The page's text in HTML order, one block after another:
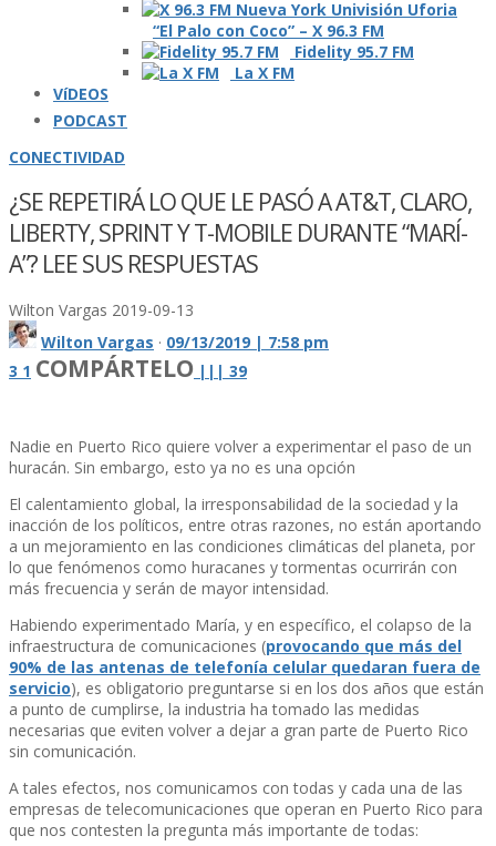
“El Palo con Coco” – X 96.3 FM
Fidelity 95.7 FM
La X FM
VíDEOS
PODCAST
CONECTIVIDAD
¿SE REPETIRÁ LO QUE LE PASÓ A AT&T, CLARO,
LIBERTY, SPRINT Y T-MOBILE DURANTE “MARÍ­
A”? LEE SUS RESPUESTAS
Wilton Vargas 2019-09-13
Wilton Vargas · 09/13/2019 | 7:58 pm
3 1 COMPÁRTELO | | | 39
Nadie en Puerto Rico quiere volver a experimentar el paso de un
huracán. Sin embargo, esto ya no es una opción
El calentamiento global, la irresponsabilidad de la sociedad y la
inacción de los polí­ticos, entre otras razones, no están aportando
a un mejoramiento en las condiciones climáticas del planeta, por
lo que fenómenos como huracanes y tormentas ocurrirán con
más frecuencia y serán de mayor intensidad.
Habiendo experimentado Marí­a, y en especí­fico, el colapso de la
infraestructura de comunicaciones (provocando que más del
90% de las antenas de telefoní­a celular quedaran fuera de
servicio), es obligatorio preguntarse si en los dos años que están
a punto de cumplirse, la industria ha tomado las medidas
necesarias que eviten volver a dejar a gran parte de Puerto Rico
sin comunicación.
A tales efectos, nos comunicamos con todas y cada una de las
empresas de telecomunicaciones que operan en Puerto Rico para
que nos contesten la pregunta más importante de todas: